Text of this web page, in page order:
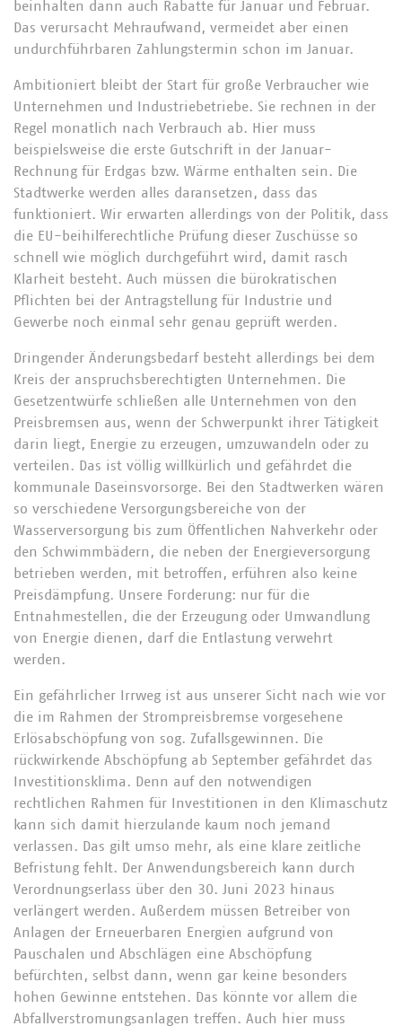
beinhalten dann auch Rabatte für Januar und Februar.
Das verursacht Mehraufwand, vermeidet aber einen
undurchführbaren Zahlungstermin schon im Januar.
Ambitioniert bleibt der Start für große Verbraucher wie
Unternehmen und Industriebetriebe. Sie rechnen in der
Regel monatlich nach Verbrauch ab. Hier muss
beispielsweise die erste Gutschrift in der Januar-
Rechnung für Erdgas bzw. Wärme enthalten sein. Die
Stadtwerke werden alles daransetzen, dass das
funktioniert. Wir erwarten allerdings von der Politik, dass
die EU-beihilferechtliche Prüfung dieser Zuschüsse so
schnell wie möglich durchgeführt wird, damit rasch
Klarheit besteht. Auch müssen die bürokratischen
Pflichten bei der Antragstellung für Industrie und
Gewerbe noch einmal sehr genau geprüft werden.
Dringender Änderungsbedarf besteht allerdings bei dem
Kreis der anspruchsberechtigten Unternehmen. Die
Gesetzentwürfe schließen alle Unternehmen von den
Preisbremsen aus, wenn der Schwerpunkt ihrer Tätigkeit
darin liegt, Energie zu erzeugen, umzuwandeln oder zu
verteilen. Das ist völlig willkürlich und gefährdet die
kommunale Daseinsvorsorge. Bei den Stadtwerken wären
so verschiedene Versorgungsbereiche von der
Wasserversorgung bis zum Öffentlichen Nahverkehr oder
den Schwimmbädern, die neben der Energieversorgung
betrieben werden, mit betroffen, erführen also keine
Preisdämpfung. Unsere Forderung: nur für die
Entnahmestellen, die der Erzeugung oder Umwandlung
von Energie dienen, darf die Entlastung verwehrt
werden.
Ein gefährlicher Irrweg ist aus unserer Sicht nach wie vor
die im Rahmen der Strompreisbremse vorgesehene
Erlösabschöpfung von sog. Zufallsgewinnen. Die
rückwirkende Abschöpfung ab September gefährdet das
Investitionsklima. Denn auf den notwendigen
rechtlichen Rahmen für Investitionen in den Klimaschutz
kann sich damit hierzulande kaum noch jemand
verlassen. Das gilt umso mehr, als eine klare zeitliche
Befristung fehlt. Der Anwendungsbereich kann durch
Verordnungserlass über den 30. Juni 2023 hinaus
verlängert werden. Außerdem müssen Betreiber von
Anlagen der Erneuerbaren Energien aufgrund von
Pauschalen und Abschlägen eine Abschöpfung
befürchten, selbst dann, wenn gar keine besonders
hohen Gewinne entstehen. Das könnte vor allem die
Abfallverstromungsanlagen treffen. Auch hier muss